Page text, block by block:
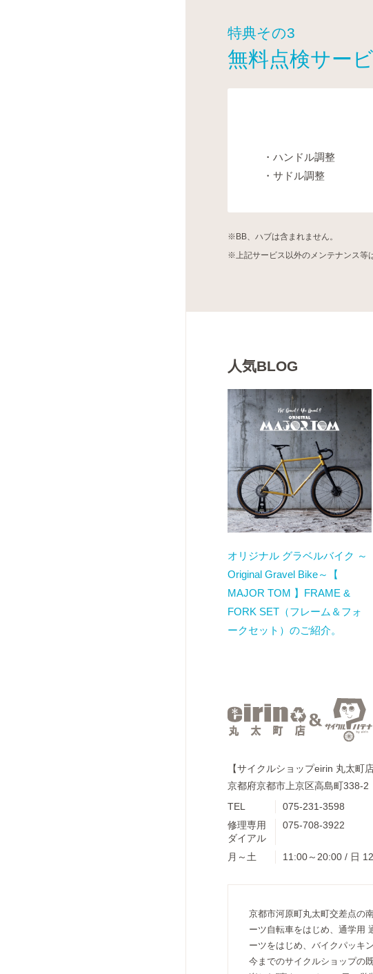
特典その3
無料点検サー
ハンドル調整
サドル調整
※BB、ハブは含まれません。
※上記サービス以外のメンテナンス等
人気BLOG
オリジナル グラベルバイク ～
Original Gravel Bike～【
MAJOR TOM 】FRAME &
FORK SET（フレーム＆フォ
ークセット）のご紹介。
【サイクルショップeirin 丸太町店
京都府京都市上京区高島町338-2
TEL
075-231-3598
修理専用
ダイアル
075-708-3922
月～土 11:00～20:00 / 日
京都市河原町丸太町交差点の
ーツ自転車をはじめ、通学用
ーツをはじめ、バイクパッキ
今までのサイクルショップの